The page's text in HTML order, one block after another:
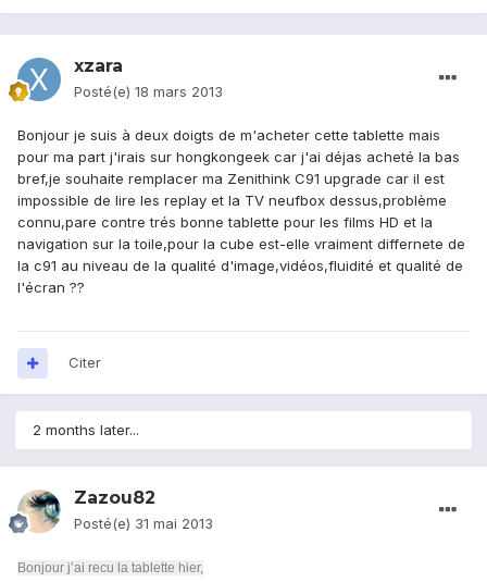
xzara
Posté(e) 18 mars 2013
Bonjour je suis à deux doigts de m'acheter cette tablette mais
pour ma part j'irais sur hongkongeek car j'ai déjas acheté la bas
bref,je souhaite remplacer ma Zenithink C91 upgrade car il est
impossible de lire les replay et la TV neufbox dessus,problème
connu,pare contre trés bonne tablette pour les films HD et la
navigation sur la toile,pour la cube est-elle vraiment differnete de
la c91 au niveau de la qualité d'image,vidéos,fluidité et qualité de
l'écran ??
Citer
2 months later...
Zazou82
Posté(e) 31 mai 2013
Bonjour j’ai recu la tablette hier,